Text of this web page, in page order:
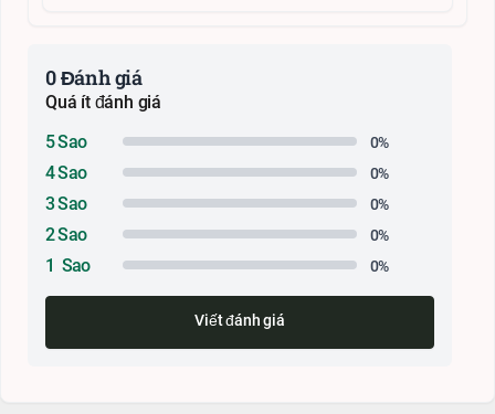
0 Đánh giá
Quá ít đánh giá
5 Sao
0%
4 Sao 0%
3 Sao 0%
2 Sao 0%
1 Sao 0%
Viết đánh giá